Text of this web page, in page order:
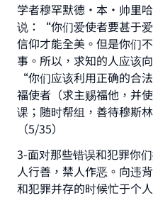
学者穆罕默德·本·帅里哈
说：“你们爱使者要甚于
信仰才能全美。但是你们
事。所以，求知的人应该
“你们应该利用正确的合
福使者（求主赐福他，并
课；随时帮组，善待穆斯
（5/35）
3-面对那些错误和犯罪你
人行善，禁人作恶。向违
和犯罪并存的时候忙于个